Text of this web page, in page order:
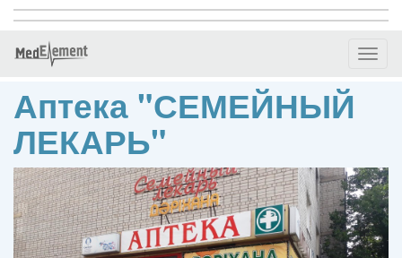
Аптека "СЕМЕЙНЫЙ
ЛЕКАРЬ"